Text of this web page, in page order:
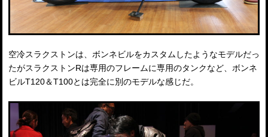
空冷スラクストンは、ボンネビルをカスタムしたようなモデルだっ
たがスラクストンRは専用のフレームに専用のタンクなど、ボンネ
ビルT120＆T100とは完全に別のモデルな感じだ。